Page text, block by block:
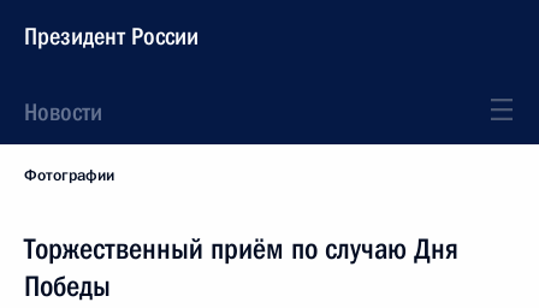
Президент России
Новости
Фотографии
Торжественный приём по случаю Дня
Победы